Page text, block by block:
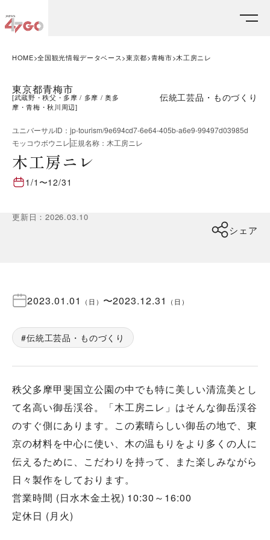
HOME 全国観光情報データベース 東京都 青梅市 木工房ニレ
東京都青梅市
[武蔵野・秩父・多摩 多摩
奥多
摩・青梅・秋川周辺]
伝統工芸品・ものづくり
ユニバーサルID ： jp-tourism/9e694cd7-6e64-405b-a6e9-99497d03985d
モッコウボウニレ正規名称 ： 木工房ニレ
木工房ニレ
1/1 〜12/31
更新日 ：2026.03.10
シェア
2023.01.01 （ 日 ） 〜2023.12.31 （ 日 ）
伝統工芸品・ものづくり
秩父多摩甲斐国立公園の中でも特に美しい清流美とし
て名高い御岳渓谷。「木工房ニレ」はそんな御岳渓谷
のすぐ側にあります。この素晴らしい御岳の地で、東
京の材料を中心に使い、木の温もりをより多くの人に
伝えるために、こだわりを持って、また楽しみながら
日々製作をしております。
営業時間 (日水木金土祝) 10:30～16:00
定休日 (月火)